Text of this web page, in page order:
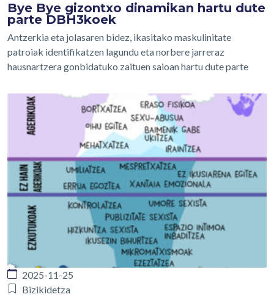
Bye Bye gizontxo dinamikan hartu dute
parte DBH3koek
Antzerkia eta jolasaren bidez, ikasitako maskulinitate
patroiak identifikatzen lagundu eta norbere jarreraz
hausnartzera gonbidatuko zaituen saioan hartu dute parte
2025-11-25
Bizikidetza